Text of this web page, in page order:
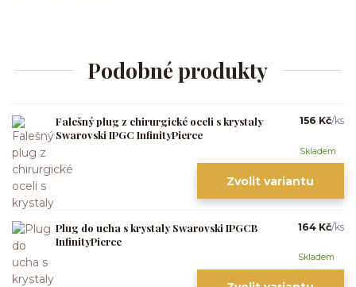
Podobné produkty
Falešný plug z chirurgické oceli s krystaly
Swarovski IPGC InfinityPierce
156 Kč/ks
Skladem
Zvolit variantu
Plug do ucha s krystaly Swarovski IPGCB
InfinityPierce
164 Kč/ks
Skladem